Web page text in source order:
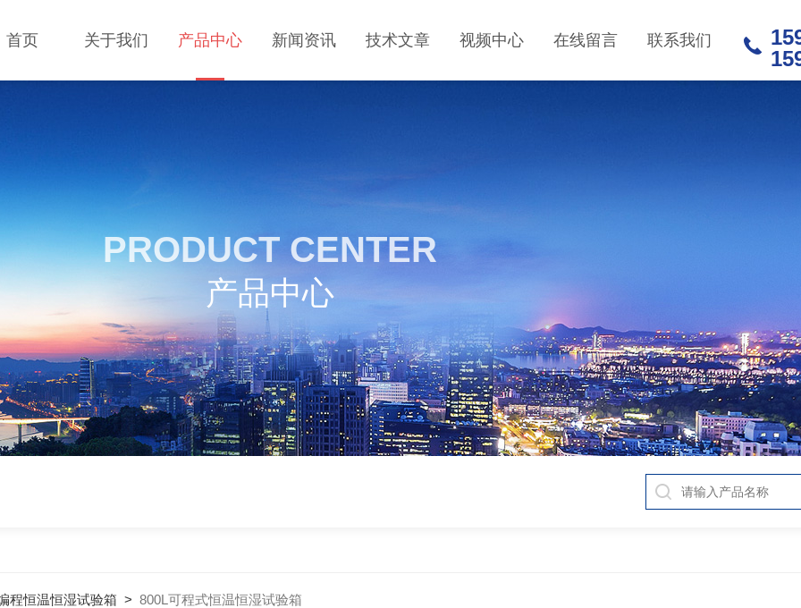
首页 关于我们 产品中心 新闻资讯 技术文章 视频中心 在线留言 联系我们
PRODUCT CENTER
产品中心
程恒温恒湿试验箱 > 800L可程式恒温恒湿试验箱